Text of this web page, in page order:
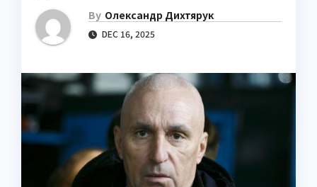
By Олександр Дихтярук
DEC 16, 2025